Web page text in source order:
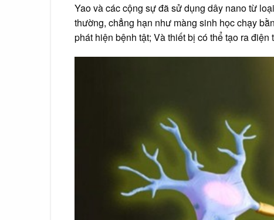
Yao và các cộng sự đã sử dụng dây nano từ
thường, chẳng hạn như màng sinh học chạy
phát hiện bệnh tật; Và thiết bị có thể tạo ra điện